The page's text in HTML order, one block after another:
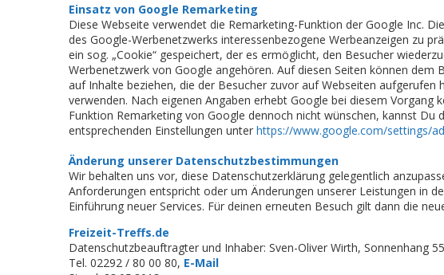
Einsatz von Google Remarketing
Diese Webseite verwendet die Remarketing-Funktion der Google Inc.
des Google-Werbenetzwerks interessenbezogene Werbeanzeigen zu
ein sog. „Cookie“ gespeichert, der es ermöglicht, den Besucher
Werbenetzwerk von Google angehören. Auf diesen Seiten können dem
auf Inhalte beziehen, die der Besucher zuvor auf Webseiten aufgerufen
verwenden. Nach eigenen Angaben erhebt Google bei diesem Vorgang
Funktion Remarketing von Google dennoch nicht wünschen, kannst Du
entsprechenden Einstellungen unter https://www.google.com/settings/
Änderung unserer Datenschutzbestimmungen
Wir behalten uns vor, diese Datenschutzerklärung gelegentlich
Anforderungen entspricht oder um Änderungen unserer Leistungen in
Einführung neuer Services. Für deinen erneuten Besuch gilt dann die
Freizeit-Treffs.de
Datenschutzbeauftragter und Inhaber: Sven-Oliver Wirth, Sonnenhang
Tel. 02292 / 80 00 80, E-Mail